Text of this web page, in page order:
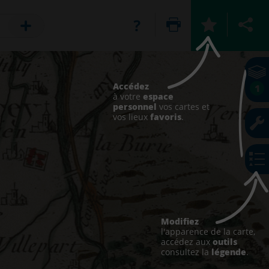
1
Accédez
à votre espace
personnel vos cartes et
vos lieux favoris.
Modifiez
l'apparence de la carte,
accédez aux outils
consultez la légende.